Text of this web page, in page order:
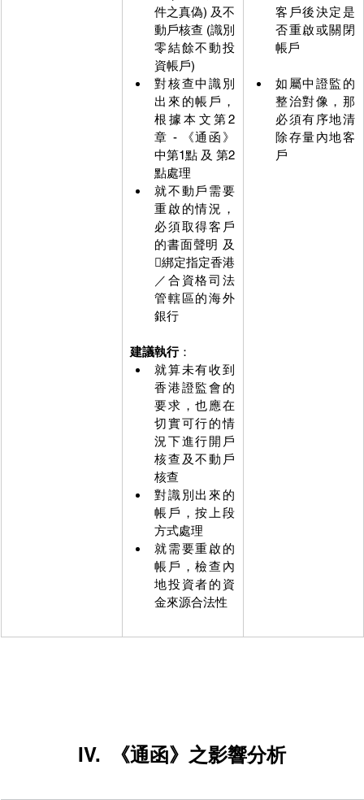
件之真偽) 及不
動戶核查 (識別
零結餘不動投
資帳戶)
對核查中識別
出來的帳戶，
根據本文第2
章 - 《通函》
中第1點 及 第2
點處理
就不動戶需要
重啟的情況，
必須取得客戶
的書面聲明 及
綁定指定香港
／合資格司法
管轄區的海外
銀行
建議執行：
就算未有收到
香港證監會的
要求，也應在
切實可行的情
況下進行開戶
核查及不動戶
核查
對識別出來的
帳戶，按上段
方式處理
就需要重啟的
帳戶，檢查內
地投資者的資
金來源合法性
客戶後決定是
否重啟或關閉
帳戶
如屬中證監的
整治對像，那
必須有序地清
除存量內地客
戶
《通函》之影響分析